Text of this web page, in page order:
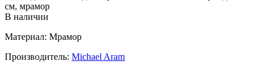
В наличии
Материал: Мрамор
Производитель: Michael Aram